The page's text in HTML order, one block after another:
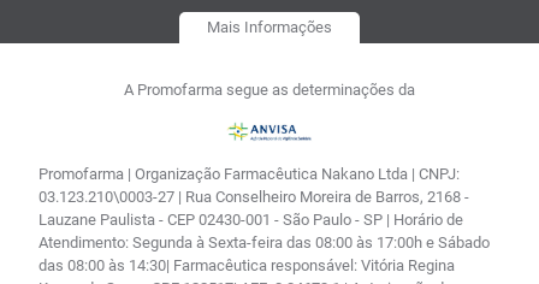
Mais Informações
A Promofarma segue as determinações da
Promofarma | Organização Farmacêutica Nakano Ltda | CNPJ:
03.123.210\0003-27 | Rua Conselheiro Moreira de Barros, 2168 -
Lauzane Paulista - CEP 02430-001 - São Paulo - SP | Horário de
Atendimento: Segunda à Sexta-feira das 08:00 às 17:00h e Sábado
das 08:00 às 14:30| Farmacêutica responsável: Vitória Regina